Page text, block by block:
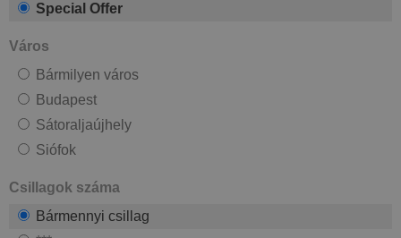
Special Offer
Város
Bármilyen város
Budapest
Sátoraljaújhely
Siófok
Csillagok száma
Bármennyi csillag